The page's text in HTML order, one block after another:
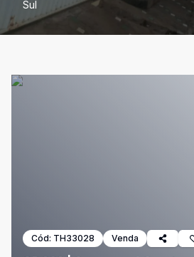
Sul
Cód: TH33028 Venda